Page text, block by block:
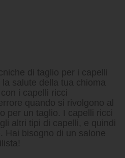
di taglio per i capelli
salute della tua chioma
i capelli ricci
quando si rivolgono al
per un taglio. I capelli ricci
altri tipi di capelli, e quindi
Hai bisogno di un salone